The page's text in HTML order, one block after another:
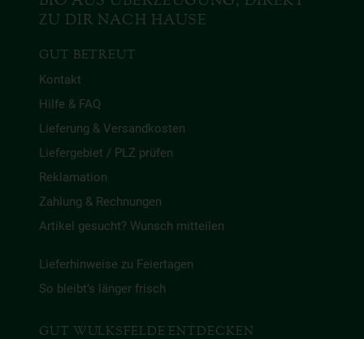
ZU DIR NACH HAUSE
GUT BETREUT
Kontakt
Hilfe & FAQ
Lieferung & Versandkosten
Liefergebiet / PLZ prüfen
Reklamation
Zahlung & Rechnungen
Artikel gesucht? Wunsch mitteilen
Lieferhinweise zu Feiertagen
So bleibt’s länger frisch
GUT WULKSFELDE ENTDECKEN